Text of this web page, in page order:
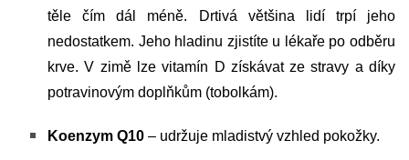
těle čím dál méně. Drtivá většina lidí trpí jeho
nedostatkem. Jeho hladinu zjistíte u lékaře po odběru
krve. V zimě lze vitamín D získávat ze stravy a díky
potravinovým doplňkům (tobolkám).
Koenzym Q10 – udržuje mladistvý vzhled pokožky.